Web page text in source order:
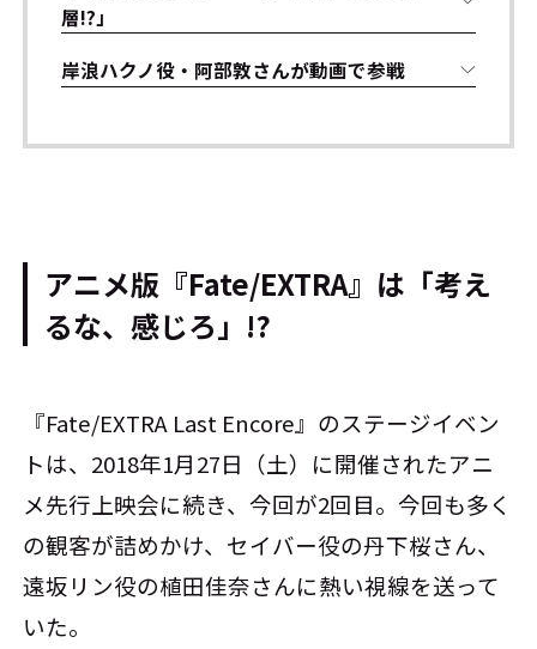
層!?」
岸浪ハクノ役・阿部敦さんが動画で参戦
アニメ版『Fate/EXTRA』は「考え
るな、感じろ」!?
『Fate/EXTRA Last Encore』のステージイベン
トは、2018年1月27日（土）に開催されたアニ
メ先行上映会に続き、今回が2回目。今回も多く
の観客が詰めかけ、セイバー役の丹下桜さん、
遠坂リン役の植田佳奈さんに熱い視線を送って
いた。